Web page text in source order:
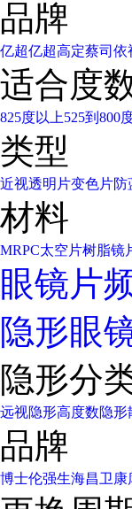
品牌
亿超亿超高定蔡司 依
适合度
825度以上525到800
类型
近视透明片变色片防
材料
MRPC太空片树脂镜
眼镜片
隐形眼
隐形分
远视隐形高度数隐形
品牌
博士伦强生海昌卫康